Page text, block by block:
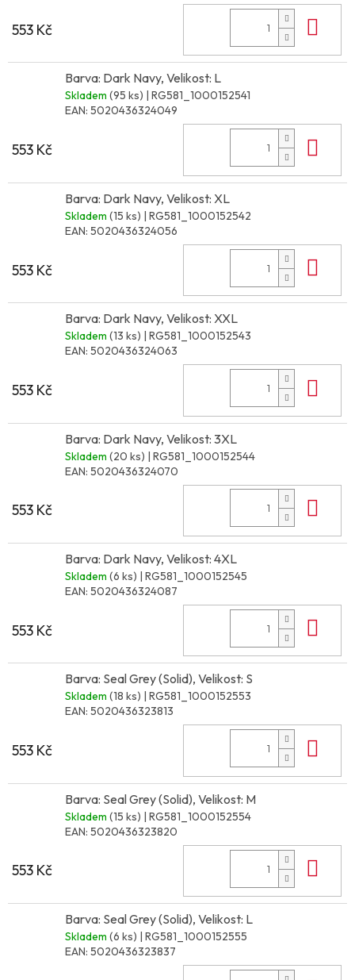
553 Kč
Barva: Dark Navy, Velikost: L
Skladem (95 ks) | RG581_1000152541
EAN: 5020436324049
553 Kč
Barva: Dark Navy, Velikost: XL
Skladem (15 ks) | RG581_1000152542
EAN: 5020436324056
553 Kč
Barva: Dark Navy, Velikost: XXL
Skladem (13 ks) | RG581_1000152543
EAN: 5020436324063
553 Kč
Barva: Dark Navy, Velikost: 3XL
Skladem (20 ks) | RG581_1000152544
EAN: 5020436324070
553 Kč
Barva: Dark Navy, Velikost: 4XL
Skladem (6 ks) | RG581_1000152545
EAN: 5020436324087
553 Kč
Barva: Seal Grey (Solid), Velikost: S
Skladem (18 ks) | RG581_1000152553
EAN: 5020436323813
553 Kč
Barva: Seal Grey (Solid), Velikost: M
Skladem (15 ks) | RG581_1000152554
EAN: 5020436323820
553 Kč
Barva: Seal Grey (Solid), Velikost: L
Skladem (6 ks) | RG581_1000152555
EAN: 5020436323837